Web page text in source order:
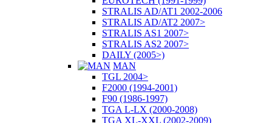
STRALIS AD/AT1 2002-2006
STRALIS AD/AT2 2007>
STRALIS AS1 2007>
STRALIS AS2 2007>
DAILY (2005>)
MAN
TGL 2004>
F2000 (1994-2001)
F90 (1986-1997)
TGA L-LX (2000-2008)
TGA XL-XXL (2002-2009)